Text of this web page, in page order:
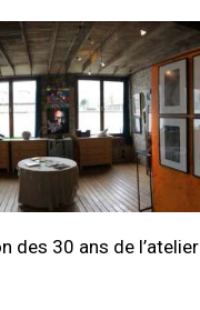
des 30 ans de l’atelier